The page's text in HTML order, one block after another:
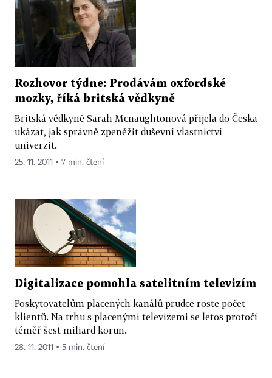
Rozhovor týdne: Prodávám oxfordské
mozky, říká britská vědkyně
Britská vědkyně Sarah Mcnaughtonová přijela do Česka
ukázat, jak správně zpeněžit duševní vlastnictví
univerzit.
25. 11. 2011 ▪ 7 min. čtení
Digitalizace pomohla satelitním televizím
Poskytovatelům placených kanálů prudce roste počet
klientů. Na trhu s placenými televizemi se letos protočí
téměř šest miliard korun.
28. 11. 2011 ▪ 5 min. čtení